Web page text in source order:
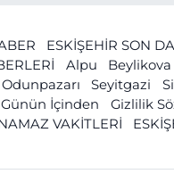
ESKİŞEHİR SON
Alpu Beylikova
Odunpazarı Seyitgazi
Günün İçinden Gizlilik
VAKİTLERİ